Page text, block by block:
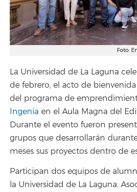
Foto:
La Universidad de La Laguna
de febrero, el acto de
del programa de
Ingenia en el Aula Magna del
Durante el evento fueron
grupos que desarrollarán
meses sus proyectos dentro de
Participan dos equipos de
la Universidad de La Laguna: